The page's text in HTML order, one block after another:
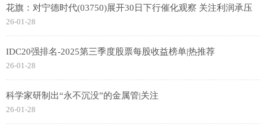
花旗：对宁德时代(03750)展开30日下行催化观察 关注利润承压
26-01-28
IDC20强排名-2025第三季度股票每股收益榜单|热推荐
26-01-28
科学家研制出“永不沉没”的金属管|关注
26-01-28